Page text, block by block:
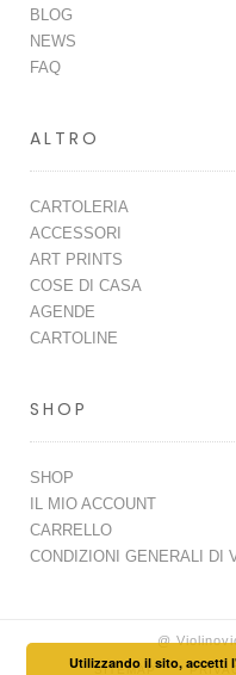
BLOG
NEWS
FAQ
ALTRO
CARTOLERIA
ACCESSORI
ART PRINTS
COSE DI CASA
AGENDE
CARTOLINE
SHOP
SHOP
IL MIO ACCOUNT
CARRELLO
CONDIZIONI GENERALI DI
@
SITEMAP
Utilizzando il sito, accetti